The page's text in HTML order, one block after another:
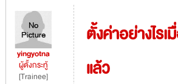
yingyotna
ผู้ตั้งกระทู้
[Trainee]
ตั้งค่าอย่างไรเ
แล้ว